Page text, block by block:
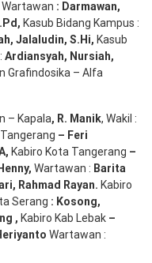
Wartawan : Darmawan,
, Kasub Bidang Kampus :
, Jalaludin, S.Hi, Kasub
Ardiansyah, Nursiah,
Grafindosika – Alfa
– Kapala, R. Manik, Wakil :
– Feri
Kabiro Kota Tangerang –
, Wartawan : Barita
, Rahmad Rayan. Kabiro
Serang : Kosong,
, Kabiro Kab Lebak –
Wartawan :